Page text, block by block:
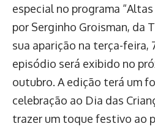
especial no programa
por Serginho Groisman, da
sua aparição na terça-feira,
episódio será exibido no
outubro. A edição terá um
celebração ao Dia das
trazer um toque festivo ao